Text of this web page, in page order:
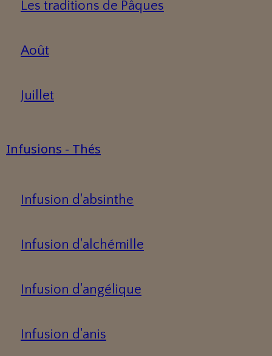
Les traditions de Pâques
Août
Juillet
Infusions - Thés
Infusion d'absinthe
Infusion d'alchémille
Infusion d'angélique
Infusion d'anis